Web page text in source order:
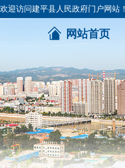
欢迎访问建平县人民政府门户网站！
网站首页